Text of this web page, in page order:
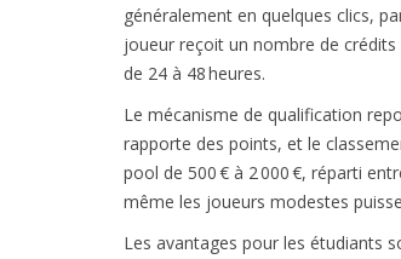
généralement en quelques clics,
joueur reçoit un nombre de crédits
de 24 à 48 heures.
Le mécanisme de qualification
rapporte des points, et le
pool de 500 € à 2 000 €, réparti
même les joueurs modestes
Les avantages pour les étudiants